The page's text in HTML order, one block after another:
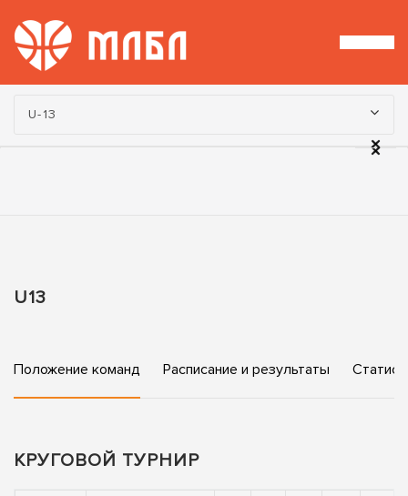
Турнир:
U-13
U13
Положение команд Расписание и результаты
КРУГОВОЙ ТУРНИР